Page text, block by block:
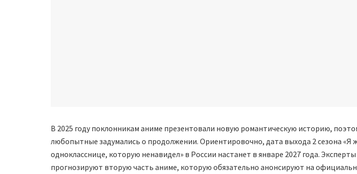
В 2025 году поклонникам аниме презентовали новую романтическую историю,
любопытные задумались о продолжении. Ориентировочно, дата выхода 2 сезона «Я
однокласснице, которую ненавидел» в России настанет в январе 2027 года.
прогнозируют вторую часть аниме, которую обязательно анонсируют на